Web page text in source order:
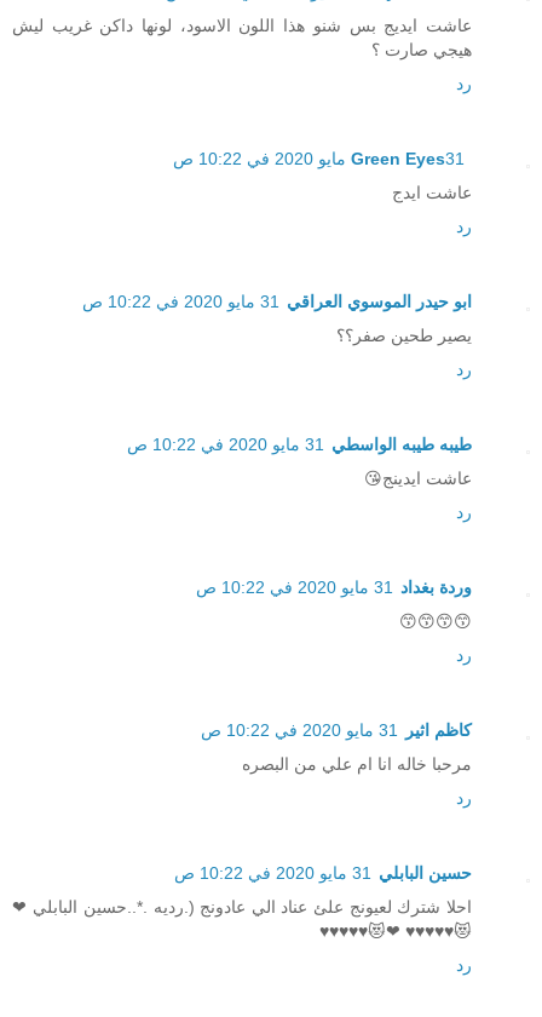
عاشت ايديج بس شنو هذا اللون الاسود، لونها داكن غريب ليش
هيجي صارت ؟
رد
Green Eyes31 مايو 2020 في 10:22 ص
عاشت ايدج
رد
ابو حيدر الموسوي العراقي
31 مايو 2020 في 10:22 ص
يصير طحين صفر؟؟
رد
طيبه طيبه الواسطي
31 مايو 2020 في 10:22 ص
عاشت ايدينج😘
رد
وردة بغداد 31 مايو 2020 في 10:22 ص
😙😙😙😙
رد
كاظم اثير
31 مايو 2020 في 10:22 ص
مرحبا خاله انا ام علي من البصره
رد
حسين البابلي
31 مايو 2020 في 10:22 ص
احلا شترك لعيونج علئ عناد الي عادونج (.رديه .*..حسين البابلي ❤
😻♥♥♥♥♥ ❤😻♥♥♥♥♥
رد